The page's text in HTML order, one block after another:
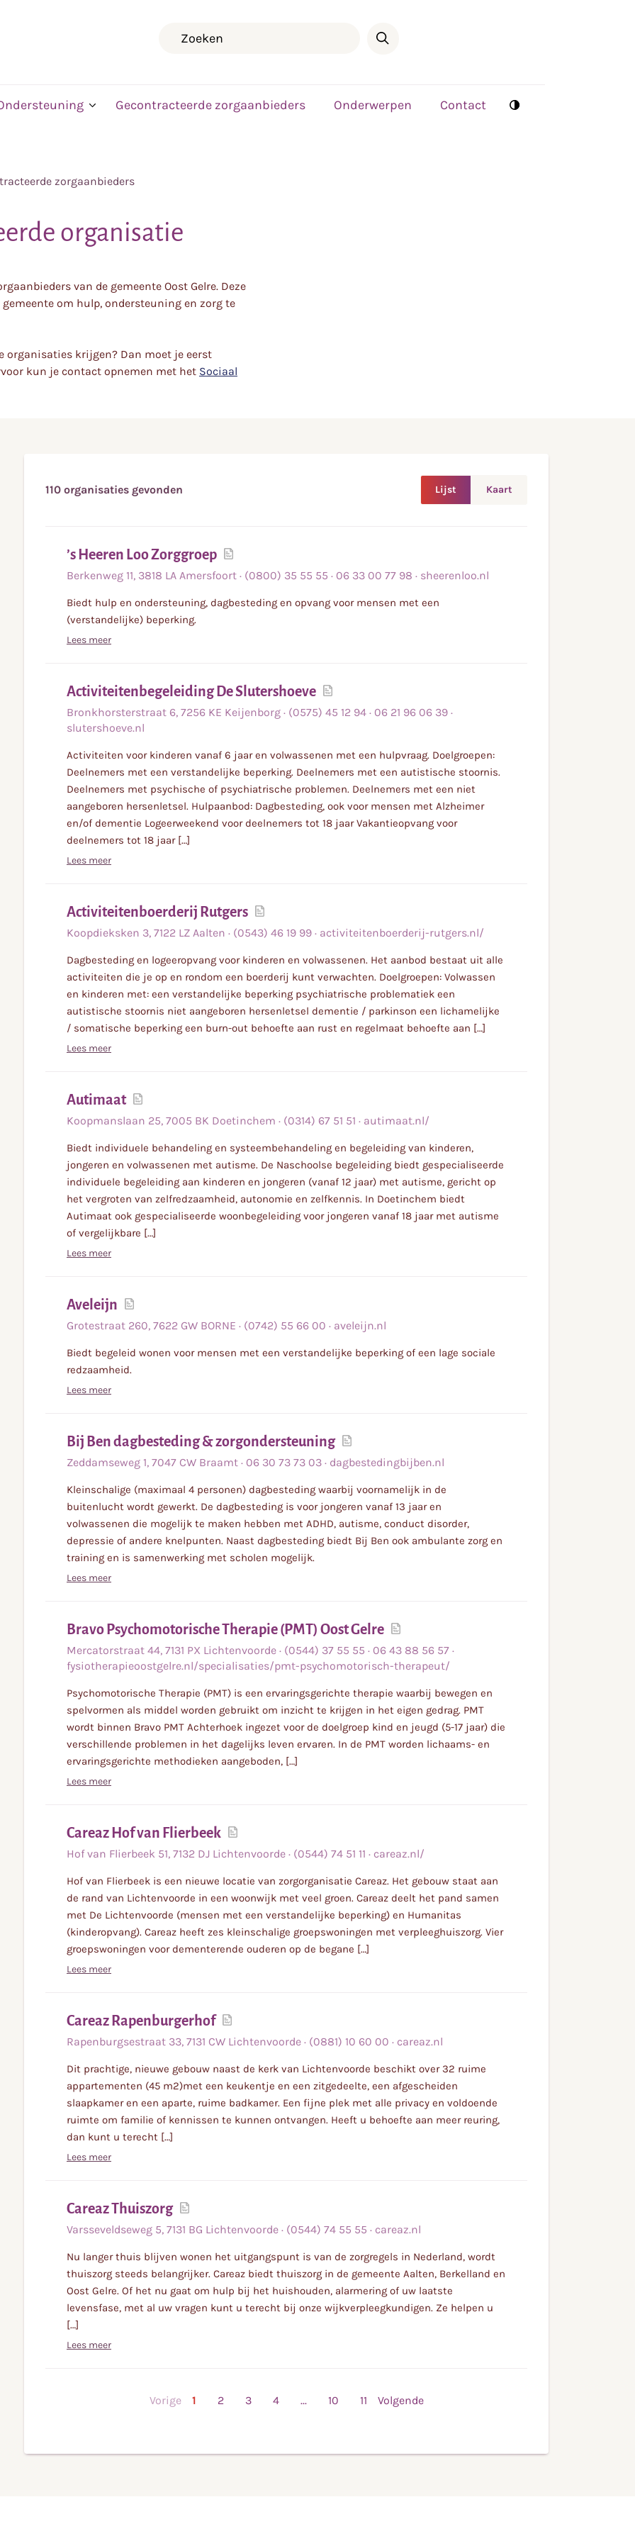
Gecontracteerde zorgaanbieders Onderwerpen Contact
zorgaanbieders
organisatie
van de gemeente Oost Gelre. Deze
om hulp, ondersteuning en zorg te
organisaties krijgen? Dan moet je eerst
kun je contact opnemen met het Sociaal
110 organisaties gevonden Lijst Kaart
’s Heeren Loo ZorggroepLees
meer
Berkenweg 11, 3818 LA Amersfoort · (0800) 35 55 55 · 06 33 00 77 98 · sheerenloo.nl
Biedt hulp en ondersteuning, dagbesteding en opvang voor mensen met een
(verstandelijke) beperking.
Lees meer
Activiteitenbegeleiding De SlutershoeveLees
meer
Bronkhorsterstraat 6, 7256 KE Keijenborg · (0575) 45 12 94 · 06 21 96 06 39 ·
slutershoeve.nl
Activiteiten voor kinderen vanaf 6 jaar en volwassenen met een hulpvraag. Doelgroepen:
Deelnemers met een verstandelijke beperking. Deelnemers met een autistische stoornis.
Deelnemers met psychische of psychiatrische problemen. Deelnemers met een niet
aangeboren hersenletsel. Hulpaanbod: Dagbesteding, ook voor mensen met Alzheimer
en/of dementie Logeerweekend voor deelnemers tot 18 jaar Vakantieopvang voor
deelnemers tot 18 jaar […]
Lees meer
Activiteitenboerderij RutgersLees
meer
Koopdieksken 3, 7122 LZ Aalten · (0543) 46 19 99 · activiteitenboerderij-rutgers.nl/
Dagbesteding en logeeropvang voor kinderen en volwassenen. Het aanbod bestaat uit alle
activiteiten die je op en rondom een boerderij kunt verwachten. Doelgroepen: Volwassen
en kinderen met: een verstandelijke beperking psychiatrische problematiek een
autistische stoornis niet aangeboren hersenletsel dementie / parkinson een lichamelijke
/ somatische beperking een burn-out behoefte aan rust en regelmaat behoefte aan […]
Lees meer
AutimaatLees
meer
Koopmanslaan 25, 7005 BK Doetinchem · (0314) 67 51 51 · autimaat.nl/
Biedt individuele behandeling en systeembehandeling en begeleiding van kinderen,
jongeren en volwassenen met autisme. De Naschoolse begeleiding biedt gespecialiseerde
individuele begeleiding aan kinderen en jongeren (vanaf 12 jaar) met autisme, gericht op
het vergroten van zelfredzaamheid, autonomie en zelfkennis. In Doetinchem biedt
Autimaat ook gespecialiseerde woonbegeleiding voor jongeren vanaf 18 jaar met autisme
of vergelijkbare […]
Lees meer
Aveleijn Lees
meer
Grotestraat 260, 7622 GW BORNE · (0742) 55 66 00 · aveleijn.nl
Biedt begeleid wonen voor mensen met een verstandelijke beperking of een lage sociale
redzaamheid.
Lees meer
Bij Ben dagbesteding & zorgondersteuningLees
meer
Zeddamseweg 1, 7047 CW Braamt · 06 30 73 73 03 · dagbestedingbijben.nl
Kleinschalige (maximaal 4 personen) dagbesteding waarbij voornamelijk in de
buitenlucht wordt gewerkt. De dagbesteding is voor jongeren vanaf 13 jaar en
volwassenen die mogelijk te maken hebben met ADHD, autisme, conduct disorder,
depressie of andere knelpunten. Naast dagbesteding biedt Bij Ben ook ambulante zorg en
training en is samenwerking met scholen mogelijk.
Lees meer
Bravo Psychomotorische Therapie (PMT) Oost GelreLees
meer
Mercatorstraat 44, 7131 PX Lichtenvoorde · (0544) 37 55 55 · 06 43 88 56 57 ·
fysiotherapieoostgelre.nl/specialisaties/pmt-psychomotorisch-therapeut/
Psychomotorische Therapie (PMT) is een ervaringsgerichte therapie waarbij bewegen en
spelvormen als middel worden gebruikt om inzicht te krijgen in het eigen gedrag. PMT
wordt binnen Bravo PMT Achterhoek ingezet voor de doelgroep kind en jeugd (5-17 jaar) die
verschillende problemen in het dagelijks leven ervaren. In de PMT worden lichaams- en
ervaringsgerichte methodieken aangeboden, […]
Lees meer
Careaz Hof van FlierbeekLees
meer
Hof van Flierbeek 51, 7132 DJ Lichtenvoorde · (0544) 74 51 11 · careaz.nl/
Hof van Flierbeek is een nieuwe locatie van zorgorganisatie Careaz. Het gebouw staat aan
de rand van Lichtenvoorde in een woonwijk met veel groen. Careaz deelt het pand samen
met De Lichtenvoorde (mensen met een verstandelijke beperking) en Humanitas
(kinderopvang). Careaz heeft zes kleinschalige groepswoningen met verpleeghuiszorg. Vier
groepswoningen voor dementerende ouderen op de begane […]
Lees meer
Careaz RapenburgerhofLees
meer
Rapenburgsestraat 33, 7131 CW Lichtenvoorde · (0881) 10 60 00 · careaz.nl
Dit prachtige, nieuwe gebouw naast de kerk van Lichtenvoorde beschikt over 32 ruime
appartementen (45 m2)met een keukentje en een zitgedeelte, een afgescheiden
slaapkamer en een aparte, ruime badkamer. Een fijne plek met alle privacy en voldoende
ruimte om familie of kennissen te kunnen ontvangen. Heeft u behoefte aan meer reuring,
dan kunt u terecht […]
Lees meer
Careaz ThuiszorgLees
meer
Varsseveldseweg 5, 7131 BG Lichtenvoorde · (0544) 74 55 55 · careaz.nl
Nu langer thuis blijven wonen het uitgangspunt is van de zorgregels in Nederland, wordt
thuiszorg steeds belangrijker. Careaz biedt thuiszorg in de gemeente Aalten, Berkelland en
Oost Gelre. Of het nu gaat om hulp bij het huishouden, alarmering of uw laatste
levensfase, met al uw vragen kunt u terecht bij onze wijkverpleegkundigen. Ze helpen u
[…]
Lees meer
Vorige 1 2 3 4 ... 10 11 Volgende